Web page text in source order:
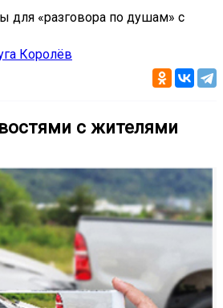
для «разговора по душам» с
Королёв
с жителями